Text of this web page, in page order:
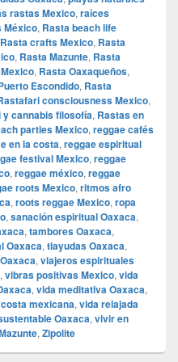
rastas Mexico, raíces
México, Rasta beach life
Rasta crafts Mexico, Rasta
, Rasta Mazunte, Rasta
, Rasta Oaxaqueños,
Escondido, Rasta
consciousness Mexico,
y cannabis filosofía, Rastas en
parties Mexico, reggae cafés
en la costa, reggae espiritual
festival Mexico, reggae
, reggae méxico, reggae
roots Mexico, ritmos afro
, roots reggae Mexico, ropa
, sanación espiritual Oaxaca,
, tambores Oaxaca,
Oaxaca, tlayudas Oaxaca,
, viajeros espirituales
, vibras positivas Mexico, vida
, vida meditativa Oaxaca,
mexicana, vida relajada
Oaxaca, vivir en
, Zipolite